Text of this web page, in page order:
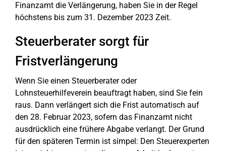
Finanzamt die Verlängerung, haben Sie in der Regel
höchstens bis zum 31. Dezember 2023 Zeit.
Steuerberater sorgt für
Fristverlängerung
Wenn Sie einen Steuerberater oder
Lohnsteuerhilfeverein beauftragt haben, sind Sie fein
raus. Dann verlängert sich die Frist automatisch auf
den 28. Februar 2023, sofern das Finanzamt nicht
ausdrücklich eine frühere Abgabe verlangt. Der Grund
für den späteren Termin ist simpel: Den Steuerexperten